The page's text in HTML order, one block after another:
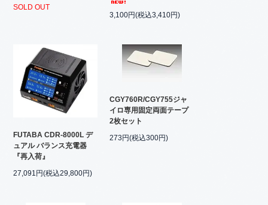
SOLD OUT
3,100円(税込3,410円)
FUTABA CDR-8000L デ
ュアル バランス充電器
『再入荷』
27,091円(税込29,800円)
CGY760R/CGY755ジャ
イロ専用固定両面テープ
2枚セット
273円(税込300円)